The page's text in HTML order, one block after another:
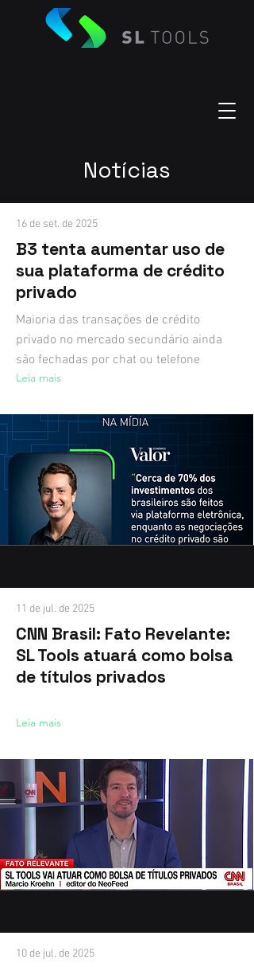
Notícias
16 de set. de 2025
B3 tenta aumentar uso de
sua plataforma de crédito
privado
Maioria das transações de crédito
privado no mercado secundário ainda
são fechadas por chat ou telefone
Leia mais
11 de jul. de 2025
CNN Brasil: Fato Revelante:
SL Tools atuará como bolsa
de títulos privados
Leia mais
10 de jul. de 2025